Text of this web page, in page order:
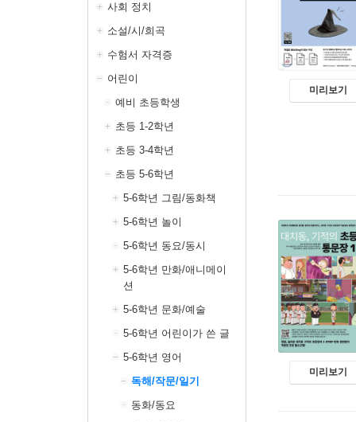
사회 정치
소설/시/희곡
수험서 자격증
어린이
예비 초등학생
초등 1-2학년
초등 3-4학년
초등 5-6학년
5-6학년 그림/동화책
5-6학년 놀이
5-6학년 동요/동시
5-6학년 만화/애니메이
션
5-6학년 문화/예술
5-6학년 어린이가 쓴 글
5-6학년 영어
독해/작문/일기
동화/동요
미리보기
미리보기